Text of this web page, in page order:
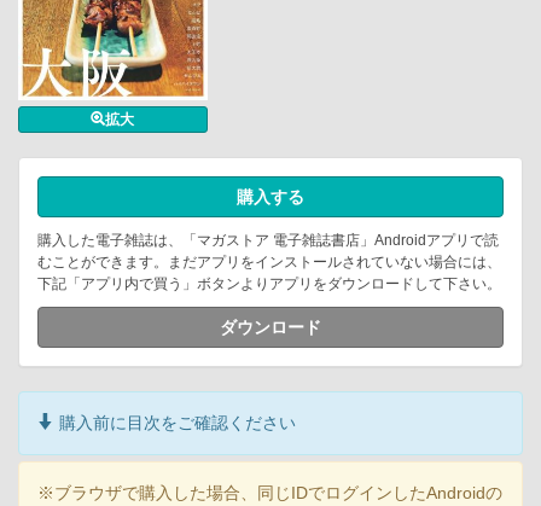
拡大
購入する
購入した電子雑誌は、「マガストア 電子雑誌書店」Androidアプリで読
むことができます。まだアプリをインストールされていない場合には、
下記「アプリ内で買う」ボタンよりアプリをダウンロードして下さい。
ダウンロード
購入前に目次をご確認ください
※ブラウザで購入した場合、同じIDでログインしたAndroidの